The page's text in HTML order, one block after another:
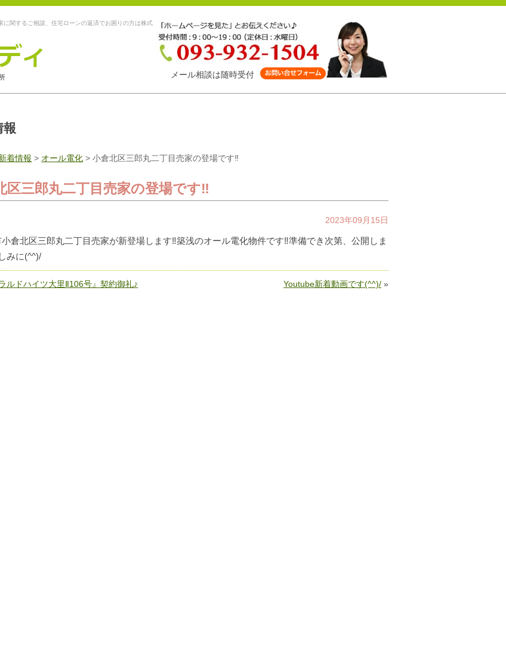
関するご相談、住宅ローンの返済でお困りの方は株式
メール相談は随時受付
報
着情報 > オール電化 >小倉北区三郎丸二丁目売家の登場です‼
区三郎丸二丁目売家の登場です‼
2023年09月15日
倉北区三郎丸二丁目売家が新登場します‼築浅のオール電化物件です‼準備でき次第、公開しま
みに(^^)/
ラルドハイツ大里Ⅱ106号』契約御礼♪ Youtube新着動画です(^^)/ »